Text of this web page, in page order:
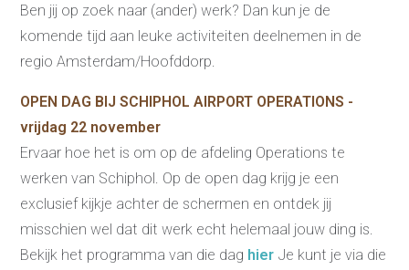
Ben jij op zoek naar (ander) werk? Dan kun je de
komende tijd aan leuke activiteiten deelnemen in de
regio Amsterdam/Hoofddorp.
OPEN DAG BIJ SCHIPHOL AIRPORT OPERATIONS -
vrijdag 22 november
Ervaar hoe het is om op de afdeling Operations te
werken van Schiphol. Op de open dag krijg je een
exclusief kijkje achter de schermen en ontdek jij
misschien wel dat dit werk echt helemaal jouw ding is.
Bekijk het programma van die dag hier Je kunt je via die